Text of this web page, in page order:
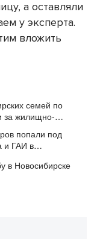
а оставляли
у эксперта.
вложить
семей по
за жилищно-
попали под
и ГАИ в
в Новосибирске